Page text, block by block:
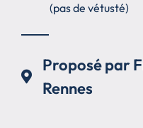
(pas de vétusté)
Proposé par
Rennes